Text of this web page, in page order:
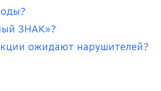
ЗНАК»?
ожидают нарушителей?